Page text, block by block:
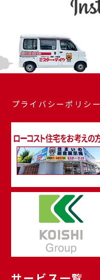
プライバシーポリシー